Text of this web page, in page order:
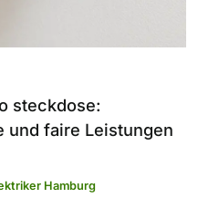
steckdose:
und faire Leistungen
Hamburg